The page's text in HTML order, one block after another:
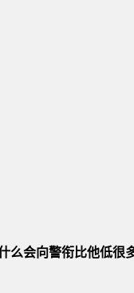
会向警衔比他低